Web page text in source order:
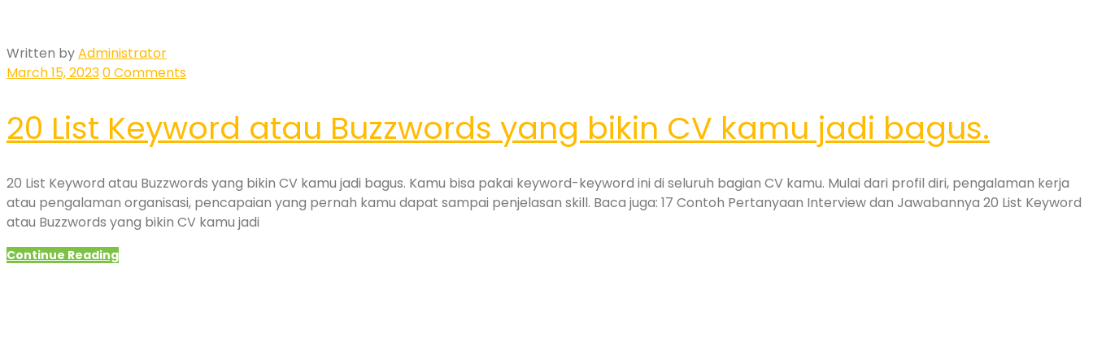
Written byAdministrator
March 15, 20230 Comments
20 List Keyword atau Buzzwords yang bikin CV kamu jadi bagus.
20 List Keyword atau Buzzwords yang bikin CV kamu jadi bagus. Kamu bisa pakai keyword-keyword ini di seluruh bagian CV kamu. Mulai dari profil diri, pengalaman kerja
atau pengalaman organisasi, pencapaian yang pernah kamu dapat sampai penjelasan skill. Baca juga: 17 Contoh Pertanyaan Interview dan Jawabannya 20 List Keyword
atau Buzzwords yang bikin CV kamu jadi
Continue Reading